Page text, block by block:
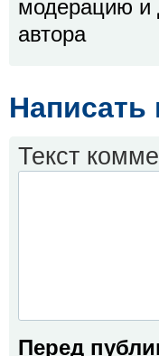
модерацию и
автора
Текст
Перед